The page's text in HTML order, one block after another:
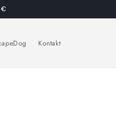
Kontakt